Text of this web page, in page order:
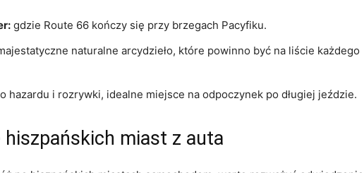
gdzie‌ Route 66 kończy się przy ⁣brzegach Pacyfiku.
naturalne arcydzieło, które ⁤powinno być na liście każdego
hazardu⁤ i rozrywki, idealne miejsce na odpoczynek ⁢po ⁣długiej jeździe.
hiszpańskich miast​ z auta